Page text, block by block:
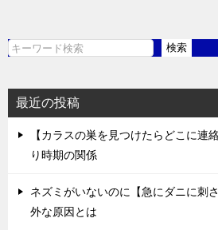
検
検索
最近の投稿
【カラスの巣を見つけたらどこに連
り時期の関係
ネズミがいないのに【急にダニに刺
外な原因とは